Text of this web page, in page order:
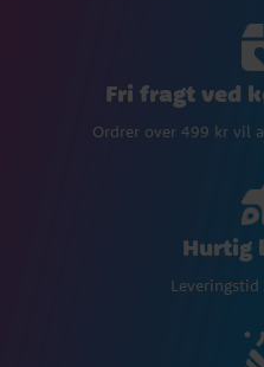
Fri fragt ved
Ordrer over 499 kr vil
Hurtig